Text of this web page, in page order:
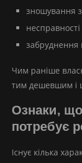
зношування
забруднення
Чим раніше
тим дешевшим і
Ознаки,
потребує
Існує кілька